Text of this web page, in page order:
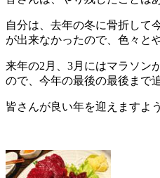
自分は、去年の冬に骨折して
が出来なかったので、色々と
来年の2月、3月にはマラソン
ので、今年の最後の最後まで
皆さんが良い年を迎えますよ